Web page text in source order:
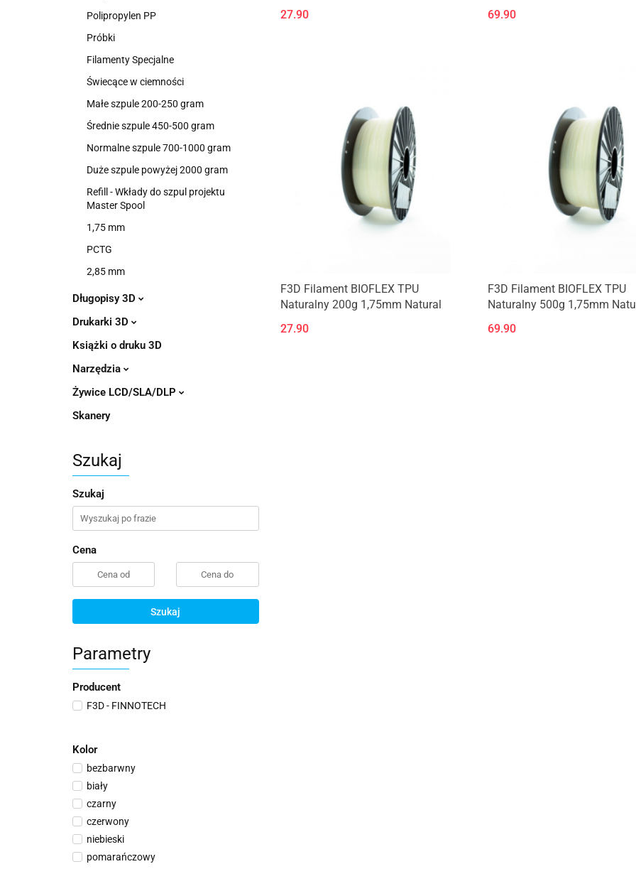
Polipropylen PP
Próbki
Filamenty Specjalne
Świecące w ciemności
Małe szpule 200-250 gram
Średnie szpule 450-500 gram
Normalne szpule 700-1000 gram
Duże szpule powyżej 2000 gram
Refill - Wkłady do szpul projektu
Master Spool
1,75 mm
PCTG
2,85 mm
Długopisy 3D
Drukarki 3D
Książki o druku 3D
Narzędzia
Żywice LCD/SLA/DLP
Skanery
Szukaj
Szukaj
Cena
Szukaj
Parametry
Producent
F3D - FINNOTECH
Kolor
bezbarwny
biały
czarny
czerwony
niebieski
pomarańczowy
27.90
69.90
Produkt niedostępny
F3D Filament BIOFLEX TPU
Naturalny 200g 1,75mm Natural
27.90
Produkt niedostępny
F3D Filament BIOFLEX TPU
Naturalny 500g 1,75mm
69.90